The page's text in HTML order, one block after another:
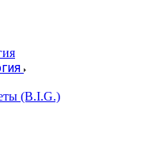
(B.I.G.)